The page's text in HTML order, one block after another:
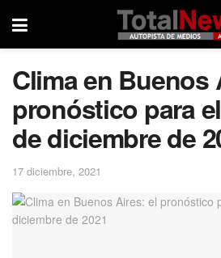
Clima en Buenos
pronóstico para
de diciembre de
17 diciembre, 2021